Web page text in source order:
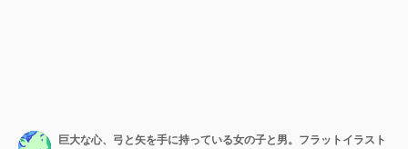
巨大な心、弓と矢を手に持っている女の子と男。フラットイラスト